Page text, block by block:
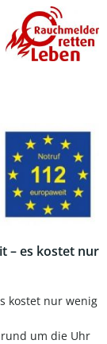
– es kostet nur
kostet nur wenig
um die Uhr